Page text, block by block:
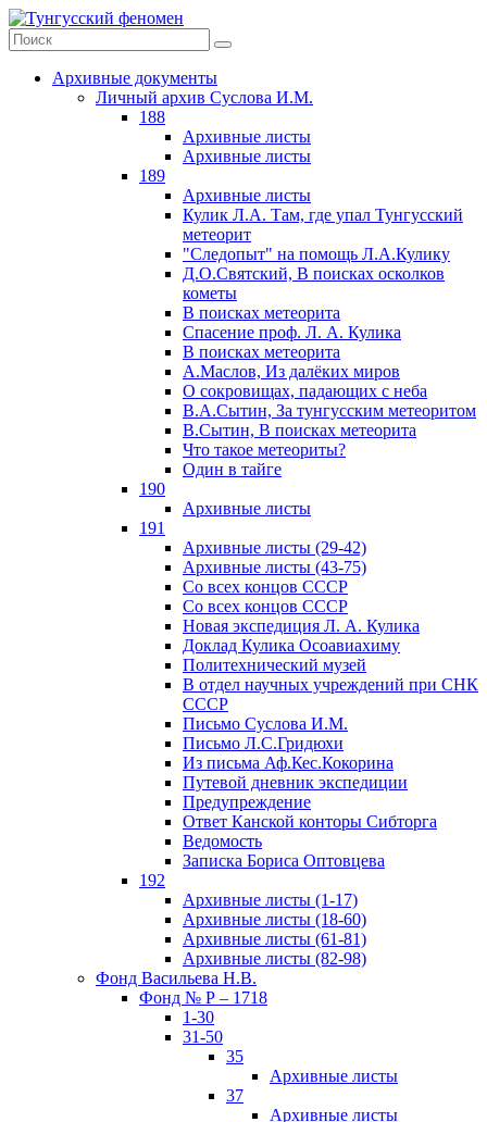
Архивные документы
Личный архив Суслова И.М.
188
Архивные листы
Архивные листы
189
Архивные листы
Кулик Л.А. Там, где упал Тунгусский
метеорит
"Следопыт" на помощь Л.А.Кулику
Д.О.Святский, В поисках осколков
кометы
В поисках метеорита
Спасение проф. Л. А. Кулика
В поисках метеорита
А.Маслов, Из далёких миров
О сокровищах, падающих с неба
В.А.Сытин, За тунгусским метеоритом
В.Сытин, В поисках метеорита
Что такое метеориты?
Один в тайге
190
Архивные листы
191
Архивные листы (29-42)
Архивные листы (43-75)
Со всех концов СССР
Со всех концов СССР
Новая экспедиция Л. А. Кулика
Доклад Кулика Осоавиахиму
Политехнический музей
В отдел научных учреждений при СНК
СССР
Письмо Суслова И.М.
Письмо Л.С.Гридюхи
Из письма Аф.Кес.Кокорина
Путевой дневник экспедиции
Предупреждение
Ответ Канской конторы Сибторга
Ведомость
Записка Бориса Оптовцева
192
Архивные листы (1-17)
Архивные листы (18-60)
Архивные листы (61-81)
Архивные листы (82-98)
Фонд Васильева Н.В.
Фонд № Р – 1718
1-30
31-50
35
Архивные листы
37
Архивные листы